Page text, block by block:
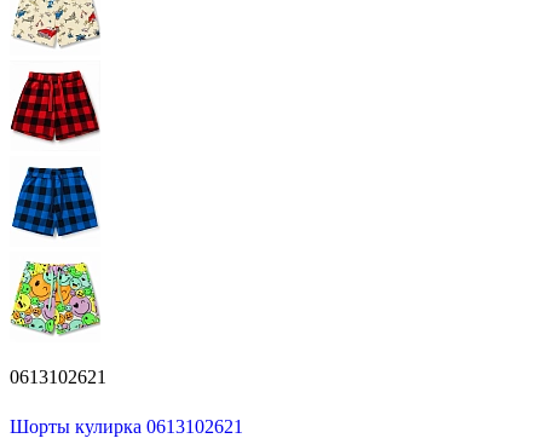
0613102621
Шорты кулирка 0613102621